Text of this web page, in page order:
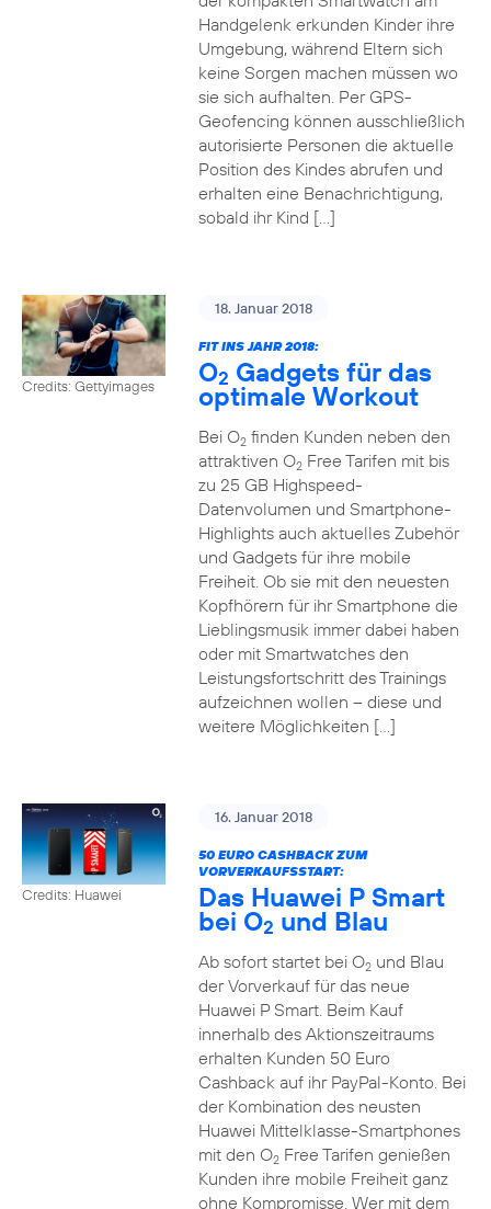
Handgelenk erkunden Kinder ihre
Umgebung, während Eltern sich
keine Sorgen machen müssen wo
sie sich aufhalten. Per GPS-
Geofencing können ausschließlich
autorisierte Personen die aktuelle
Position des Kindes abrufen und
erhalten eine Benachrichtigung,
sobald ihr Kind […]
Credits: Gettyimages
18. Januar 2018
FIT INS JAHR 2018:
O2 Gadgets für das
optimale Workout
Bei O2finden Kunden neben den
attraktiven O2Free Tarifen mit bis
zu 25 GB Highspeed-
Datenvolumen und Smartphone-
Highlights auch aktuelles Zubehör
und Gadgets für ihre mobile
Freiheit. Ob sie mit den neuesten
Kopfhörern für ihr Smartphone die
Lieblingsmusik immer dabei haben
oder mit Smartwatches den
Leistungsfortschritt des Trainings
aufzeichnen wollen – diese und
weitere Möglichkeiten […]
Credits: Huawei
16. Januar 2018
50 EURO CASHBACK ZUM
VORVERKAUFSSTART:
Das Huawei P Smart
bei O2 und Blau
Ab sofort startet bei O2und Blau
der Vorverkauf für das neue
Huawei P Smart. Beim Kauf
innerhalb des Aktionszeitraums
erhalten Kunden 50 Euro
Cashback auf ihr PayPal-Konto. Bei
der Kombination des neusten
Huawei Mittelklasse-Smartphones
mit den O2Free Tarifen genießen
Kunden ihre mobile Freiheit ganz
ohne Kompromisse. Wer mit dem